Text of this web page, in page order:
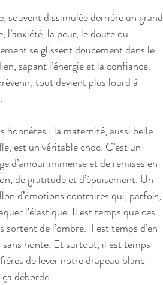
souvent dissimulée derrière un grand
l’anxiété, la peur, le doute ou
se glissent doucement dans le
sapant l’énergie et la confiance.
tout devient plus lourd à
honnêtes : la maternité, aussi belle
est un véritable choc. C’est un
d’amour immense et de remises en
de gratitude et d’épuisement. Un
d’émotions contraires qui, parfois,
l’élastique. Il est temps que ces
sortent de l’ombre. Il est temps d’en
sans honte. Et surtout, il est temps
de lever notre drapeau blanc
déborde.